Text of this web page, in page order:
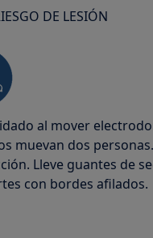
DE LESIÓN
al mover
muevan dos
Lleve guantes de
con bordes afilados.